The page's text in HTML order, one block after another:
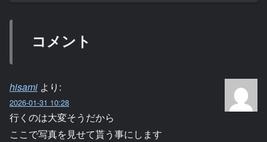
コメント
hisami より:
2026-01-31 10:28
行くのは大変そうだから
ここで写真を見せて貰う事にします